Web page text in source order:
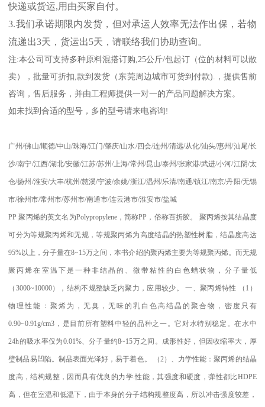
快递或货运,用由买家自付。
3.我们承诺期限内发货，但对承运人效率无法作出保，若物
流递出3天，货运出5天，请联络我们协助查询。
注:本公司可支持多种原料混搭订购 ,25公斤/包起订（位的材料可以散
卖），批量可折扣 ,款到发货（东莞周边城市可货到付款).
，提供售前
咨询，售后服务，并由工程师提供一对一的产品问题解决方案。
如未找到合适的型号，多的型号请来电咨询!
广州/佛山/顺德/中山/珠海/江门/肇庆/山水/四会/连州 /清远/从化/汕头/惠州/汕尾/长
沙/南宁/江西/湖北/安徽/江苏/苏州/上海/常州 /昆山/泰州 /张家港/武进/小河/江阴/太
仓/扬州 /淮安/大丰/杭州/慈溪/宁波/余姚/浙江/温州 /乐清/南通/镇江/南京/丹阳/无锡
市/徐州市/常州市/苏州市/南通市/连云港市/淮安市/盐城
PP聚丙烯的英文名为Polypropylene，简称PP ，俗称百折胶。 聚丙烯按其结晶度
可分为等规聚丙烯和无规，等规聚丙烯为高度结晶的热塑性树脂，结晶度高达
95%以上，分子量在8~15万之间，本书介绍的聚丙烯主要为等规聚丙烯。而无规
聚丙烯在室温下是一种非结晶的、微带粘性的白色蜡状物，分子量低
（ 3000~10000），结构不规整缺乏内聚力，应用较少。一、聚丙烯特性 （ 1 ）
物理性能：聚烯为，无臭，无味的乳白色高结晶的聚合物，密度只有
0.90~0.91g/cm3 ，是目前所有塑料中轻的品种之一。它对水特别稳定。在水中
24h的吸水率仅为0.01%、分子量约8~15万之间。成形性好，但因收缩率大，厚
璧制品易凹陷。制品表面光泽好，易于着色。 （2）、力学性能：聚丙烯的结晶
度高，结构规整，因而具有优良的力学.性能，其强度和硬度，弹性都比HDPE
高，但在室温和低温下，由于本身的分子结构规整度高，所以冲击强度较差，